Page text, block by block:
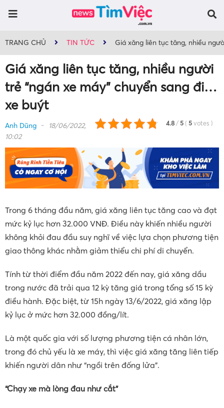
TRANG CHỦ TIN TỨC Giá xăng liên tục tăng, nhiều
Giá xăng liên tục tăng, nhiều người
trẻ “ngán xe máy” chuyển sang đi…
xe buýt
4.8 / 5 ( 5 votes )
Anh Dũng
18/06/2022,
10:02
Trong 6 tháng đầu năm, giá xăng liên tục tăng cao và đạt
mức kỷ lục hơn 32.000 VNĐ. Điều này khiến nhiều người
không khỏi đau đầu suy nghĩ về việc lựa chọn phương tiện
giao thông khác nhằm giảm thiểu chi phí di chuyển.
Tính từ thời điểm đầu năm 2022 đến nay, giá xăng dầu
trong nước đã trải qua 12 kỳ tăng giá trong tổng số 15 kỳ
điều hành. Đặc biệt, từ 15h ngày 13/6/2022, giá xăng lập
kỷ lục ở mức hơn 32.000 đồng/lít.
Là một quốc gia với số lượng phương tiện cá nhân lớn,
trong đó chủ yếu là xe máy, thì việc giá xăng tăng liên tiếp
khiến người dân như “ngồi trên đống lửa”.
“Chạy xe mà lòng đau như cắt”